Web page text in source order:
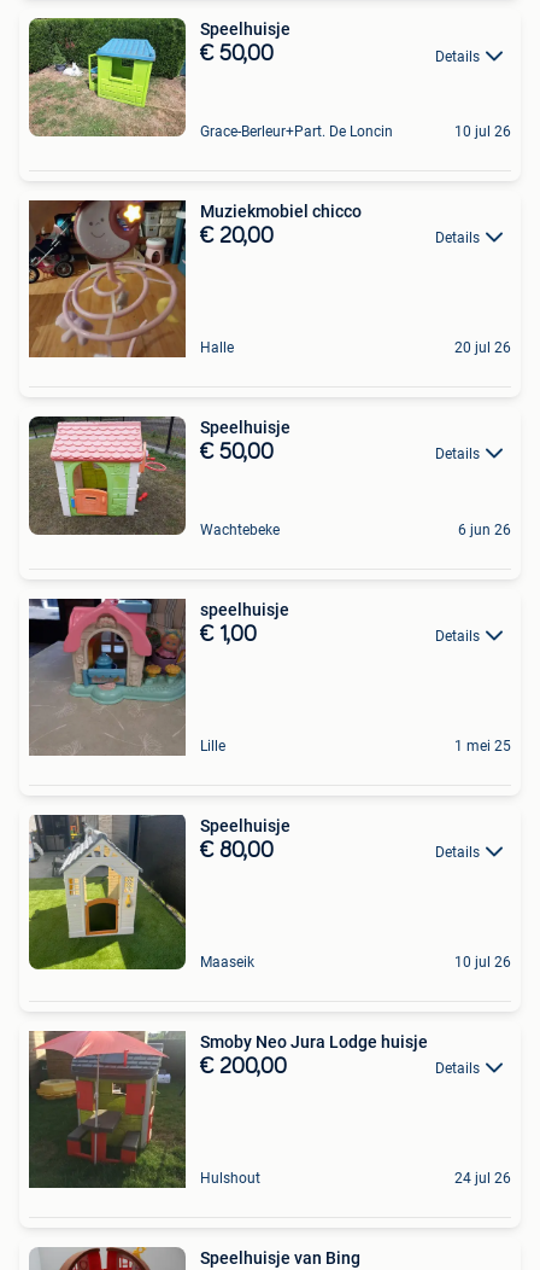
Speelhuisje
€ 50,00 Details
Grace-Berleur+Part. De Loncin 10 jul 26
Muziekmobiel chicco
€ 20,00 Details
Halle 20 jul 26
Speelhuisje
€ 50,00 Details
Wachtebeke 6 jun 26
speelhuisje
€ 1,00 Details
Lille 1 mei 25
Speelhuisje
€ 80,00 Details
Maaseik 10 jul 26
Smoby Neo Jura Lodge huisje
€ 200,00 Details
Hulshout 24 jul 26
Speelhuisje van Bing